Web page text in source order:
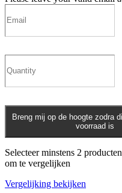
Breng mij op de hoogte zodra
voorraad is
Selecteer minstens 2 producten
om te vergelijken
Vergelijking bekijken